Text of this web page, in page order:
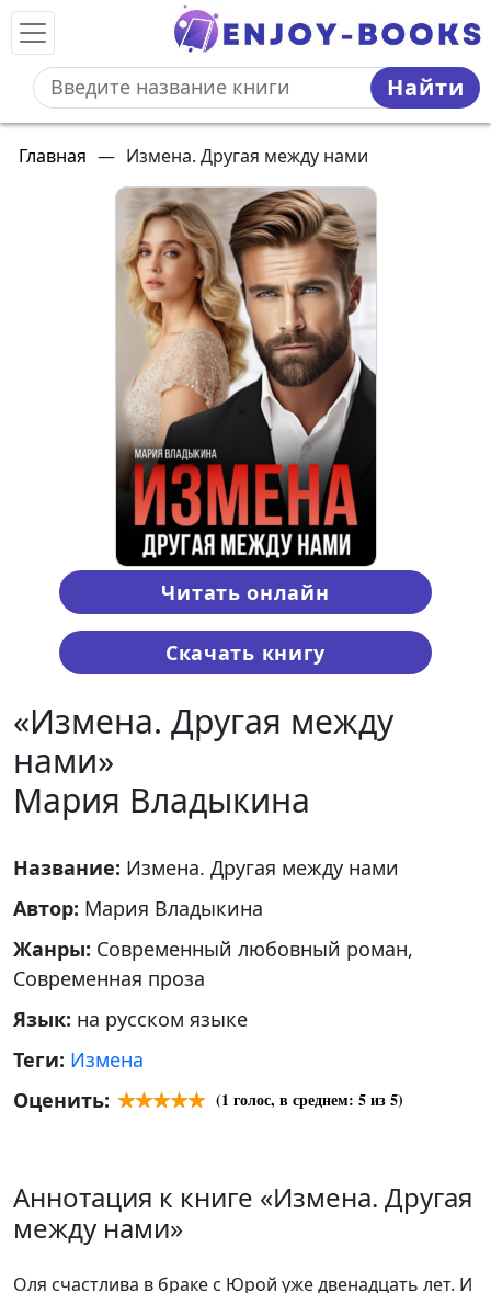
Найти
Главная — Измена. Другая между нами
Читать онлайн
Скачать книгу
«Измена. Другая между
нами»
Мария Владыкина
Название: Измена. Другая между нами
Автор: Мария Владыкина
Жанры: Современный любовный роман,
Современная проза
Язык: на русском языке
Теги: Измена
Оценить:
(1 голос, в среднем: 5из 5)
Аннотация к книге «Измена. Другая
между нами»
Оля счастлива в браке с Юрой уже двенадцать лет. И